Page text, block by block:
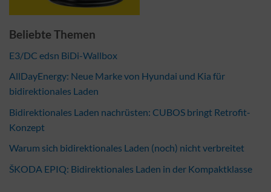
Beliebte Themen
E3/DC edsn BiDi-Wallbox
AllDayEnergy: Neue Marke von Hyundai und Kia für
bidirektionales Laden
Bidirektionales Laden nachrüsten: CUBOS bringt Retrofit-
Konzept
Warum sich bidirektionales Laden (noch) nicht verbreitet
ŠKODA EPIQ: Bidirektionales Laden in der Kompaktklasse